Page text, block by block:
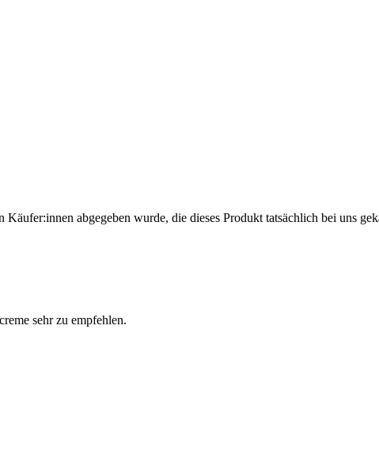
abgegeben wurde, die dieses Produkt tatsächlich bei uns
sehr zu empfehlen.